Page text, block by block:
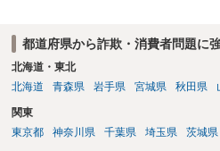
都道府県から詐欺・消費者問題に
北海道・東北
北海道
青森県 岩手県 宮城県 秋田県
関東
東京都
神奈川県 千葉県 埼玉県 茨城県